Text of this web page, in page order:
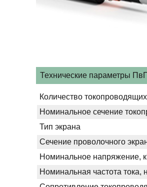
Технические параметры
Количество
Номинальное сечение
Тип экрана
Сечение проволочного
Номинальное напряжение,
Номинальная частота тока,